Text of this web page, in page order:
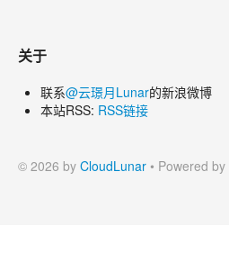
关于
联系@云璟月Lunar的新浪微博
本站RSS: RSS链接
© 2026 by CloudLunar • Powered by